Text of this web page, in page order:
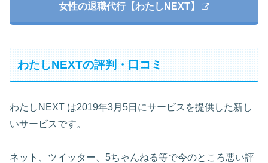
女性の退職代行【わたしNEXT】
わたしNEXTの評判・口コミ
わたしNEXT は2019年3月5日にサービスを提供した新し
いサービスです。
ネット、ツイッター、5ちゃんねる等で今のところ悪い評